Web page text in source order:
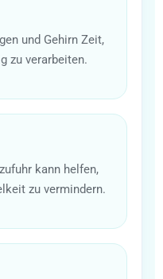
und Gehirn Zeit,
zu verarbeiten.
kann helfen,
zu vermindern.